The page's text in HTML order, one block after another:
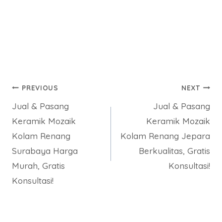
Post
navigation
PREVIOUS
Jual & Pasang
Keramik Mozaik
Kolam Renang
Surabaya Harga
Murah, Gratis
Konsultasi!
NEXT
Jual & Pasang
Keramik Mozaik
Kolam Renang Jepara
Berkualitas, Gratis
Konsultasi!